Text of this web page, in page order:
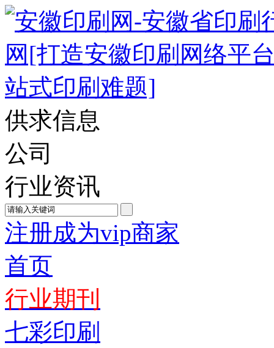
供求信息
公司
行业资讯
注册成为vip商家
首页
行业期刊
七彩印刷